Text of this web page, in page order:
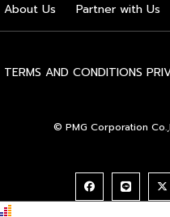
แปรรูปเป็นเมนูอาหาร-เครื่องดื่
โดยนำ ‘น้ำผึ้ง’ ที่ไม่ได้นำมา
สร้างประสบการณ์ให้คนในงา
About Us Partner with Us
TERMS AND CONDITIONS
© PMG Corporation